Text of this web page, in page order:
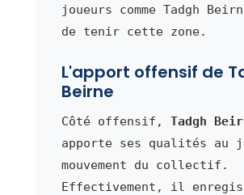
joueurs comme Tadgh
de tenir cette zone.
L'apport offensif de
Beirne
Côté offensif, Tadgh
apporte ses qualités au
mouvement du collectif.
Effectivement, il